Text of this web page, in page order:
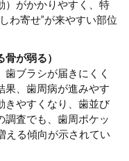
）がかかりやすく、特
わ寄せ”が来やすい部位
が弱る）
ブラシが届きにくく
果、歯周病が進みやす
きやすくなり、歯並び
調査でも、歯周ポケッ
える傾向が示されてい